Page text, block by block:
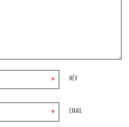
NÉV
*
EMAIL
*